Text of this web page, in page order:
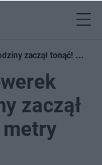
zaczął tonąć! Woda
zaczął
metry